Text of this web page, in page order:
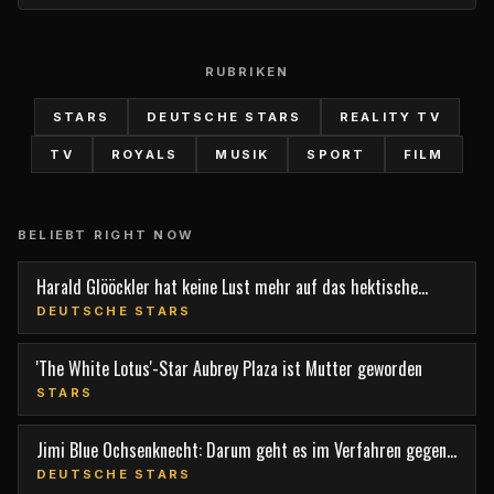
RUBRIKEN
STARS DEUTSCHE STARS REALITY TV
TV ROYALS MUSIK SPORT FILM
BELIEBT RIGHT NOW
Harald Glööckler hat keine Lust mehr auf das hektische
Berlin
DEUTSCHE STARS
'The White Lotus'-Star Aubrey Plaza ist Mutter geworden
STARS
Jimi Blue Ochsenknecht: Darum geht es im Verfahren gegen
den TV-Star
DEUTSCHE STARS